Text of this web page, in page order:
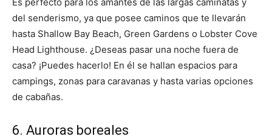
Es perfecto para los amantes de las largas caminatas y
del senderismo, ya que posee caminos que te llevarán
hasta Shallow Bay Beach, Green Gardens o Lobster Cove
Head Lighthouse. ¿Deseas pasar una noche fuera de
casa? ¡Puedes hacerlo! En él se hallan espacios para
campings, zonas para caravanas y hasta varias opciones
de cabañas.
6. Auroras boreales